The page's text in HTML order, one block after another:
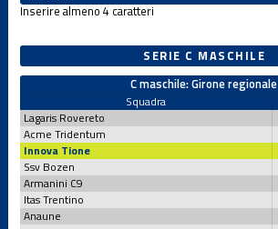
Inserire almeno 4 caratteri
SERIE C MASCHILE
C maschile: Girone regionale
Squadra
Lagaris Rovereto
Acme Tridentum
Innova Tione
Ssv Bozen
Armanini C9
Itas Trentino
Anaune